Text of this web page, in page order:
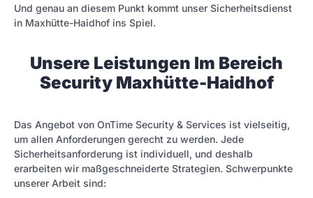
Und genau an diesem Punkt kommt unser Sicherheitsdienst
in Maxhütte-Haidhof ins Spiel.
Unsere Leistungen Im Bereich
Security Maxhütte-Haidhof
Das Angebot von OnTime Security & Services ist vielseitig,
um allen Anforderungen gerecht zu werden. Jede
Sicherheitsanforderung ist individuell, und deshalb
erarbeiten wir maßgeschneiderte Strategien. Schwerpunkte
unserer Arbeit sind: